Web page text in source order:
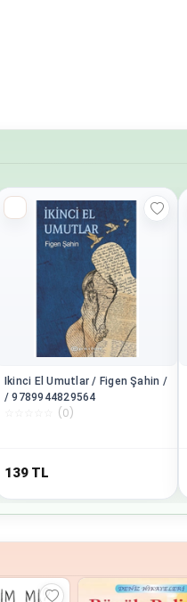
Ikinci El Umutlar / Figen Şahin /
/ 9789944829564
(0)
139 TL